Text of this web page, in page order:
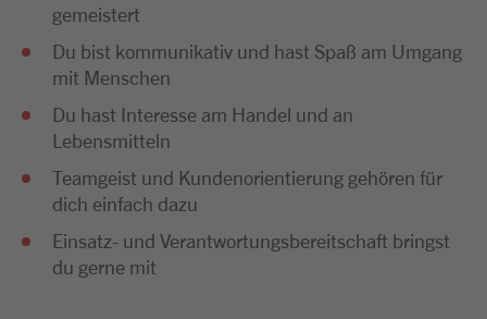
gemeistert
Du bist kommunikativ und hast Spaß am Umgang
mit Menschen
Du hast Interesse am Handel und an
Lebensmitteln
Teamgeist und Kundenorientierung gehören für
dich einfach dazu
Einsatz- und Verantwortungsbereitschaft bringst
du gerne mit